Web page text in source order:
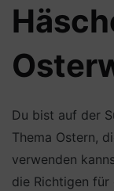
Du bist auf der
Thema Ostern,
verwenden
die Richtigen für